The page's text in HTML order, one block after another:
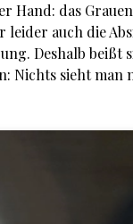
Hand: das
leider auch die
Deshalb beißt
Nichts sieht